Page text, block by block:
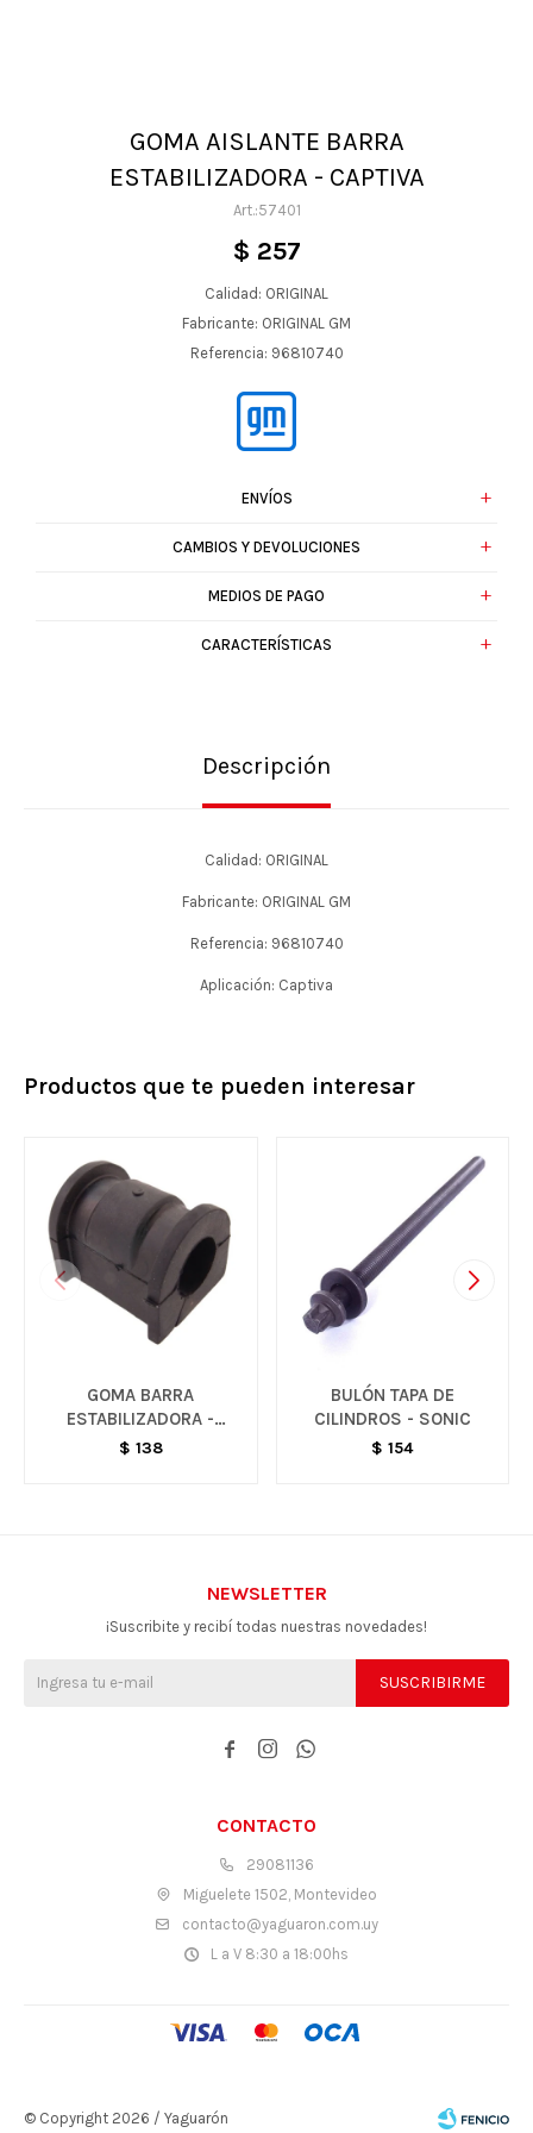
GOMA AISLANTE BARRA
ESTABILIZADORA - CAPTIVA
57401
$ 257
Calidad: ORIGINAL
Fabricante: ORIGINAL GM
Referencia: 96810740
ENVÍOS
CAMBIOS Y DEVOLUCIONES
MEDIOS DE PAGO
CARACTERÍSTICAS
Descripción
Calidad: ORIGINAL
Fabricante: ORIGINAL GM
Referencia: 96810740
Aplicación: Captiva
Productos que te pueden interesar
GOMA BARRA
ESTABILIZADORA -
SPARK
$ 138
BULÓN TAPA DE
CILINDROS - SONIC
$ 154
CONTACTO
29081136
Miguelete 1502, Montevideo
contacto@yaguaron.com.uy
L a V 8:30 a 18:00hs
NEWSLETTER
¡Suscribite y recibí todas nuestras novedades!
SUSCRIBIRME
  
© Copyright 2026 / Yaguarón